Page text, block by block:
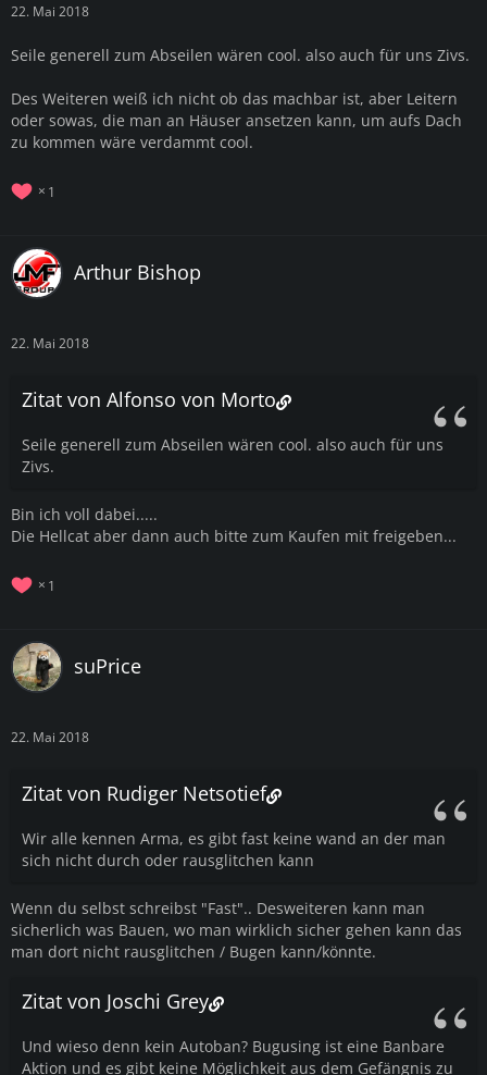
22. Mai 2018
Seile generell zum Abseilen wären cool. also auch für uns Zivs.
Des Weiteren weiß ich nicht ob das machbar ist, aber Leitern
oder sowas, die man an Häuser ansetzen kann, um aufs Dach
zu kommen wäre verdammt cool.
1
Arthur Bishop
22. Mai 2018
Zitat von Alfonso von Morto
Seile generell zum Abseilen wären cool. also auch für uns
Zivs.
Bin ich voll dabei.....
Die Hellcat aber dann auch bitte zum Kaufen mit freigeben...
1
suPrice
22. Mai 2018
Zitat von Rudiger Netsotief
Wir alle kennen Arma, es gibt fast keine wand an der man
sich nicht durch oder rausglitchen kann
Wenn du selbst schreibst "Fast".. Desweiteren kann man
sicherlich was Bauen, wo man wirklich sicher gehen kann das
man dort nicht rausglitchen / Bugen kann/könnte.
Zitat von Joschi Grey
Und wieso denn kein Autoban? Bugusing ist eine Banbare
Aktion und es gibt keine Möglichkeit aus dem Gefängnis zu